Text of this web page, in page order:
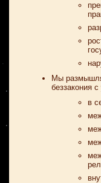
Мы
беззакония
в